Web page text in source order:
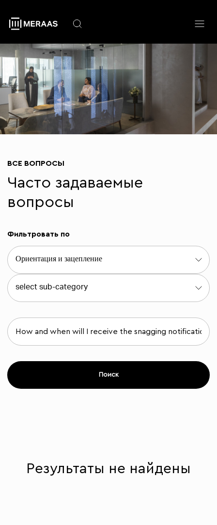
основному
содержанию
ВСЕ ВОПРОСЫ
Часто задаваемые
вопросы
Фильтровать по
Поиск
Результаты не найдены